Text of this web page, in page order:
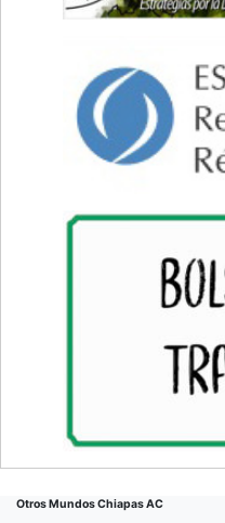
Otros Mundos Chiapas AC